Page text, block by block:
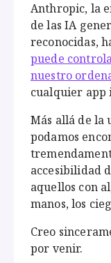
Anthropic, la
de las IA
reconocidas,
puede
nuestro
cualquier app
Más allá de la
podamos
accesibilidad
aquellos con
manos, los
Creo
por venir.